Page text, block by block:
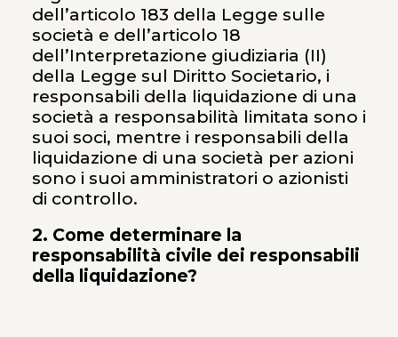
dell’articolo 183 della Legge sulle
società e dell’articolo 18
dell’Interpretazione giudiziaria (II)
della Legge sul Diritto Societario, i
responsabili della liquidazione di una
società a responsabilità limitata sono i
suoi soci, mentre i responsabili della
liquidazione di una società per azioni
sono i suoi amministratori o azionisti
di controllo.
2. Come determinare la
responsabilità civile dei responsabili
della liquidazione?